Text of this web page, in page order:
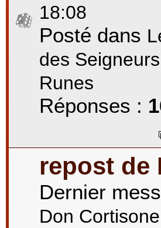
18:08
Posté dans
des
Runes
Réponses :
repost de
Dernier
Don Cortisone